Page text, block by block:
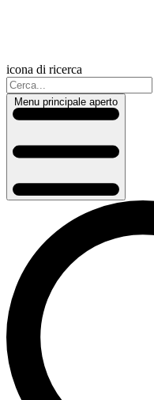
icona di ricerca
Menu principale aperto